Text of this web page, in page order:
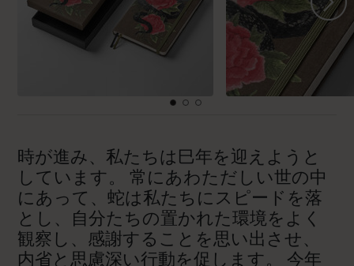
時が進み、私たちは巳年を迎えようと
しています。 常にあわただしい世の中
にあって、蛇は私たちにスピードを落
とし、自分たちの置かれた環境をよく
観察し、感謝することを思い出させ、
内省と思慮深い行動を促します。 今年